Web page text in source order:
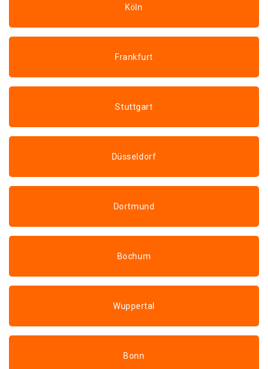
Köln
Frankfurt
Stuttgart
Düsseldorf
Dortmund
Bochum
Wuppertal
Bonn